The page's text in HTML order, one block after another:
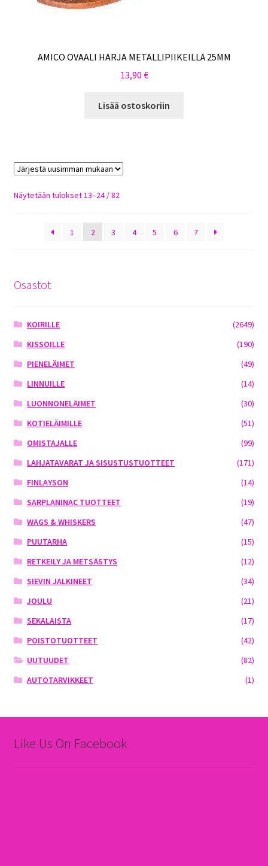
AMICO OVAALI HARJA METALLIPIIKEILLÄ 25MM
13,90 €
Lisää ostoskoriin
Näytetään tulokset 13–24 / 82Sorted
1
2 3 4 5 6 7
Osastot
KOIRILLE
(2649)
KISSOILLE
(190)
PIENELÄIMET
(49)
LINNUILLE
(14)
LUONNONELÄIMET
(30)
KOTIELÄIMILLE
(51)
OMISTAJALLE
(99)
LAHJATAVARAT JA SISUSTUSTUOTTEET
(171)
FINLAYSON
(14)
SARPLANINAC TUOTTEET
(19)
WAGS & WHISKERS
(47)
PUUTARHA
(15)
RETKEILY JA METSÄSTYS
(12)
SIEVIN JALKINEET
(34)
JOULU
(21)
SEKALAISTA
(17)
POISTOTUOTTEET
(42)
UUTUUDET
(82)
AUTOTARVIKKEET
(1)
Like Us On Facebook